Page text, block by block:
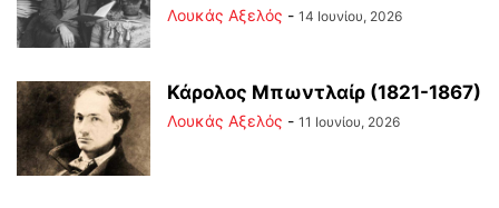
Λουκάς Αξελός - 14 Ιουνίου, 2026
Κάρολος Μπωντλαίρ (1821-1867)
Λουκάς Αξελός - 11 Ιουνίου, 2026